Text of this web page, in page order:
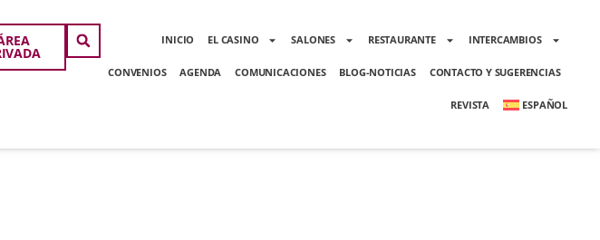
INICIO EL CASINO SALONES RESTAURANTE INTERCAMBIOS
CONVENIOS AGENDA COMUNICACIONES BLOG-NOTICIAS CONTACTO Y SUGERENCIAS
REVISTA ESPAÑOL